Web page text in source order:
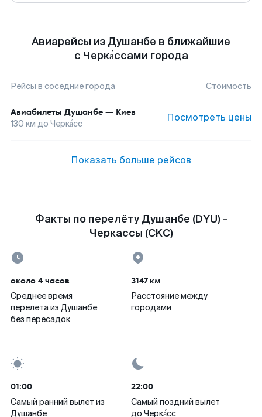
Авиарейсы из Душанбе в ближайшие
с Черка́ссами города
Рейсы в соседние города Стоимость
Авиабилеты Душанбе — Киев
130 км до Черка́сс Посмотреть цены
Показать больше рейсов
Факты по перелёту Душанбе (DYU) -
Черкассы (CKC)
около 4 часов
Среднее время
перелета из Душанбе
без пересадок
3147 км
Расстояние между
городами
01:00
Самый ранний вылет из
Душанбе
22:00
Самый поздний вылет
до Черка́сс